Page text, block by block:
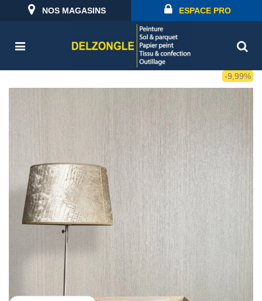
NOS MAGASINS ESPACE PRO
-9,99%